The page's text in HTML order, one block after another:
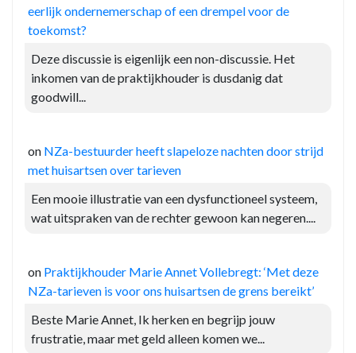
eerlijk ondernemerschap of een drempel voor de
toekomst?
Deze discussie is eigenlijk een non-discussie. Het
inkomen van de praktijkhouder is dusdanig dat
goodwill...
on NZa-bestuurder heeft slapeloze nachten door strijd
met huisartsen over tarieven
Een mooie illustratie van een dysfunctioneel systeem,
wat uitspraken van de rechter gewoon kan negeren....
on Praktijkhouder Marie Annet Vollebregt: ‘Met deze
NZa-tarieven is voor ons huisartsen de grens bereikt’
Beste Marie Annet, Ik herken en begrijp jouw
frustratie, maar met geld alleen komen we...